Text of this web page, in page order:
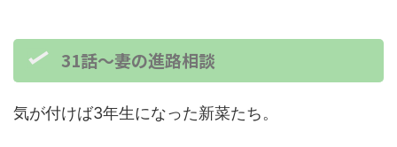
31話～妻の進路相談
気が付けば3年生になった新菜たち。